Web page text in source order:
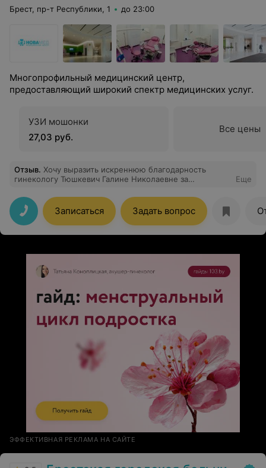
Брест, пр-т Республики, 1 до 23:00
Многопрофильный медицинский центр,
предоставляющий широкий спектр медицинских услуг.
УЗИ мошонки
27,03 руб.
Все цены
Отзыв. Хочу выразить искреннюю благодарность
гинекологу Тюшкевич Галине Николаевне за
Быть врачом - это ваше призвание!
Еще
Записаться Задать вопрос
ЭФФЕКТИВНАЯ РЕКЛАМА НА САЙТЕ